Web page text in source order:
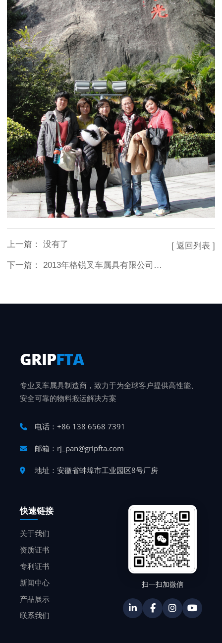
上一篇： 没有了
下一篇： 2013年格锐叉车属具有限公司年度会议圆满结束
[ 返回列表 ]
GRIPFTA
专业叉车属具制造商，致力于为全球客户提供高性能、
安全可靠的物料搬运解决方案
电话：+86 138 6568 7391
邮箱：rj_pan@gripfta.com
地址：安徽省蚌埠市工业园区8号厂房
快速链接
关于我们
资质证书
专利证书
新闻中心
产品展示
联系我们
扫一扫加微信